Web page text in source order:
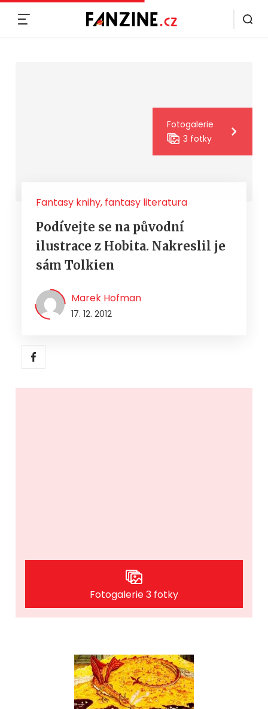
Fotogalerie
3 fotky
Fantasy knihy, fantasy literatura
Podívejte se na původní
ilustrace z Hobita. Nakreslil je
sám Tolkien
Marek Hofman
17. 12. 2012
Fotogalerie 3 fotky